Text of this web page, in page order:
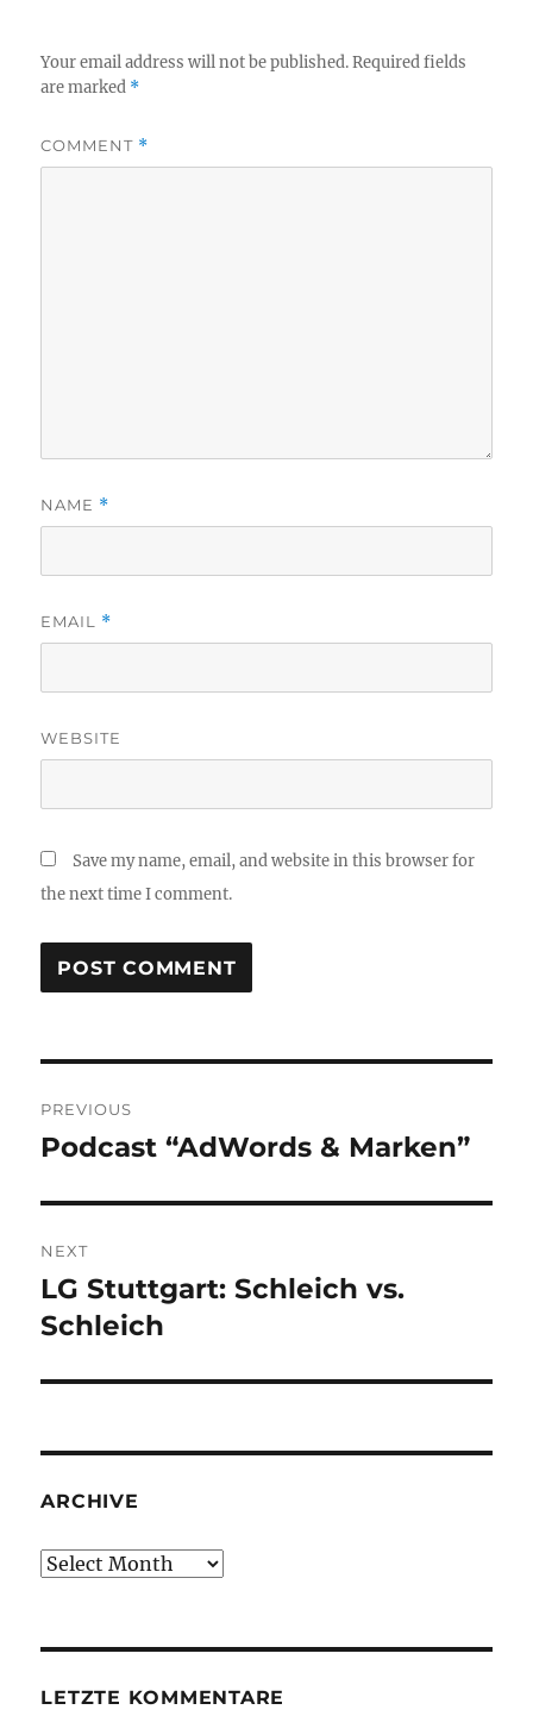
Your email address will not be published. Required fields
are marked *
COMMENT *
NAME *
EMAIL *
WEBSITE
Save my name, email, and website in this browser for
the next time I comment.
navigation
PREVIOUS
Previous
Podcast “AdWords & Marken”
NEXT
Next
post:
LG Stuttgart: Schleich vs.
Schleich
ARCHIVE
Archive
LETZTE KOMMENTARE